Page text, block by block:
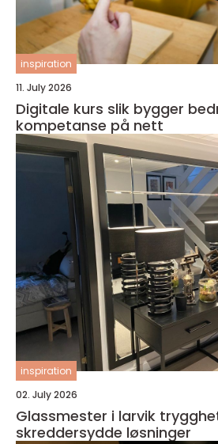
inspiration
11. July 2026
Digitale kurs slik bygger bedrifter lønnsom
kompetanse på nett
inspiration
02. July 2026
Glassmester i larvik trygghet, presisjon og
skreddersydde løsninger